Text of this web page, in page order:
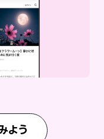
よう